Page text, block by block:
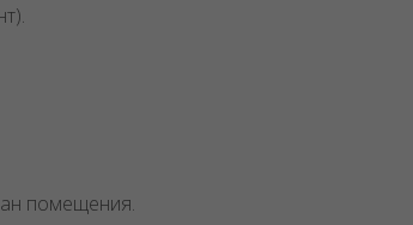
помещения.